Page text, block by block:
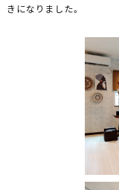
きになりました。